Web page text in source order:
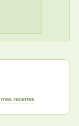
mes recettes